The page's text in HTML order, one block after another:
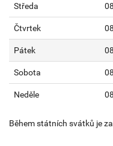
Středa
Čtvrtek
Pátek
Sobota
Neděle
Během státních svátků je